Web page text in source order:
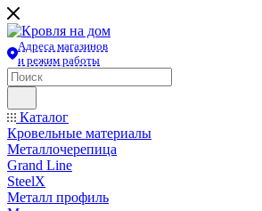
Адреса магазинов
и режим работы
Каталог
Кровельные материалы
Металлочерепица
Grand Line
SteelX
Металл профиль